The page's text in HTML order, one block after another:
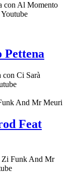
con Al Momento
Pettena
con Ci Sarà
Feat
Zi Funk And Mr